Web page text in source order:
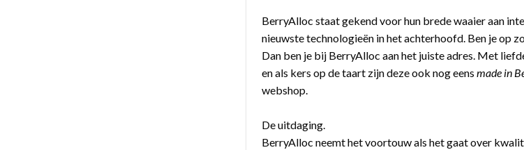
BerryAlloc staat gekend voor hun brede waaier aan
nieuwste technologieën in het achterhoofd. Ben je op
Dan ben je bij BerryAlloc aan het juiste adres. Met
en als kers op de taart zijn deze ook nog eensmade in
webshop.
De uitdaging.
BerryAlloc neemt het voortouw als het gaat over